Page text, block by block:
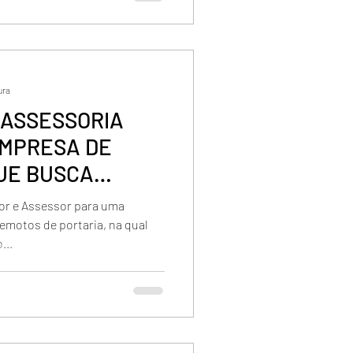
DE
BUSCA
ISO 9001
e Assessor para uma
de portaria, na qual